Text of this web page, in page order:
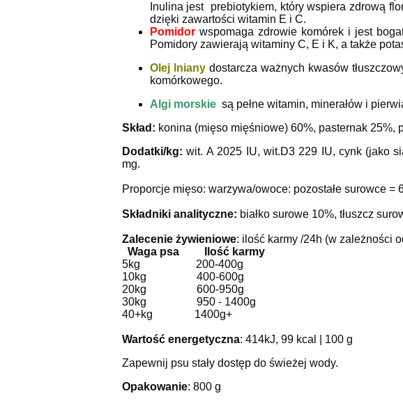
Inulina jest prebiotykiem, który wspiera zdrową
dzięki zawartości witamin E i C.
Pomidor wspomaga zdrowie komórek i jest
Pomidory zawierają witaminy C, E i K, a także
Olej lnianydostarcza ważnych kwasów
komórkowego.
Algi morskiesą pełne witamin, minerałów i
Skład: konina (mięso mięśniowe) 60%, pasternak 25%,
Dodatki/kg: wit.A 2025 IU, wit.D3 229 IU, cynk (jako
mg.
Proporcje mięso: warzywa/owoce: pozostałe surowce =
Składniki analityczne: białko surowe 10%, tłuszcz
Zalecenie żywieniowe: ilość karmy /24h (w zależności
Waga psa Ilość karmy
5kg 200-400g
10kg 400-600g
20kg 600-950g
30kg 950 - 1400g
40+kg 1400g+
Wartość energetyczna: 414kJ, 99 kcal | 100 g
Zapewnij psu stały dostęp do świeżej wody.
Opakowanie: 800 g